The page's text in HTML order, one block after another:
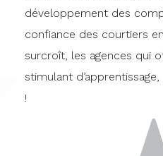
développement des
confiance des courtiers
surcroît, les agences qui
stimulant
!